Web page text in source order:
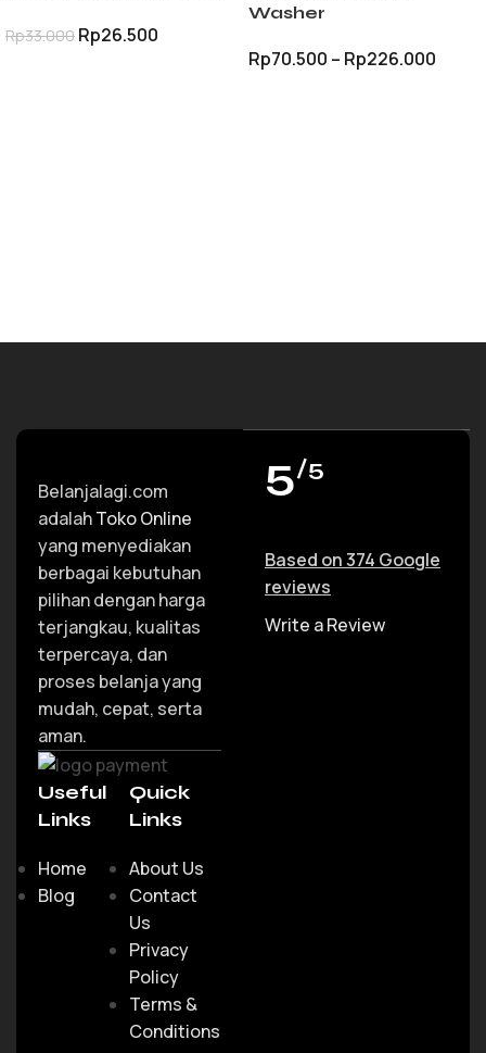
Rp33.000 Rp26.500
Washer
Rp70.500 – Rp226.000
Belanjalagi.com
adalahToko Online
yang menyediakan
berbagai kebutuhan
pilihan dengan harga
terjangkau, kualitas
terpercaya, dan
proses belanja yang
mudah, cepat, serta
aman.
Useful
Links
Home
Blog
Quick
Links
About Us
Contact
Us
Privacy
Policy
Terms &
Conditions
5/5
Based on 374 Google
reviews
Write a Review